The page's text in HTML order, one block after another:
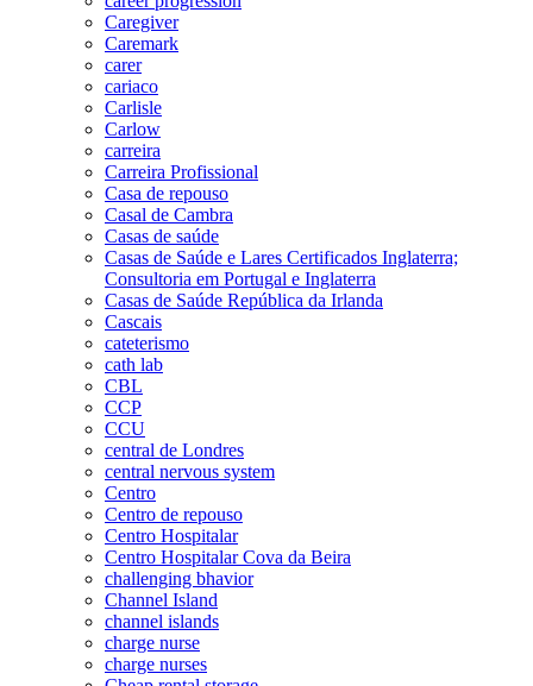
Caregiver
Caremark
carer
cariaco
Carlisle
Carlow
carreira
Carreira Profissional
Casa de repouso
Casal de Cambra
Casas de saúde
Casas de Saúde e Lares Certificados Inglaterra;
Consultoria em Portugal e Inglaterra
Casas de Saúde República da Irlanda
Cascais
cateterismo
cath lab
CBL
CCP
CCU
central de Londres
central nervous system
Centro
Centro de repouso
Centro Hospitalar
Centro Hospitalar Cova da Beira
challenging bhavior
Channel Island
channel islands
charge nurse
charge nurses